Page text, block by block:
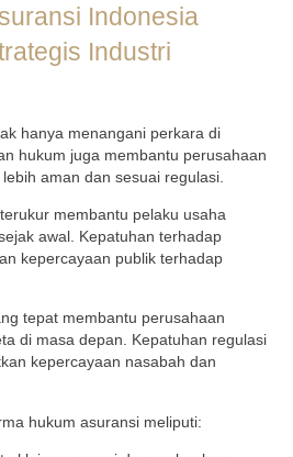
Indonesia
Industri
hanya menangani perkara di
hukum juga membantu perusahaan
aman dan sesuai regulasi.
membantu pelaku usaha
awal. Kepatuhan terhadap
kepercayaan publik terhadap
tepat membantu perusahaan
di masa depan. Kepatuhan regulasi
kepercayaan nasabah dan
hukum asuransi meliputi: